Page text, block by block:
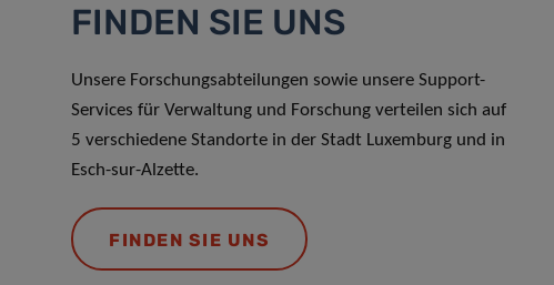
FINDEN SIE UNS
Unsere Forschungsabteilungen sowie unsere Support-
Services für Verwaltung und Forschung verteilen sich auf
5 verschiedene Standorte in der Stadt Luxemburg und in
Esch-sur-Alzette.
FINDEN SIE UNS